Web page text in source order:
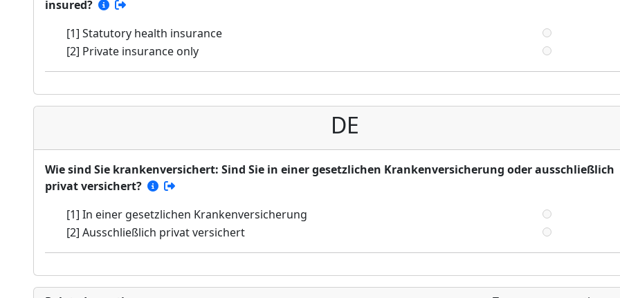
insured?
[1] Statutory health insurance
[2] Private insurance only
DE
Wie sind Sie krankenversichert: Sind Sie in einer gesetzlichen Krankenversicherung oder ausschließlich
privat versichert?
[1] In einer gesetzlichen Krankenversicherung
[2] Ausschließlich privat versichert